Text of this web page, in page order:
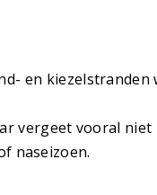
en
vergeet vooral
naseizoen.